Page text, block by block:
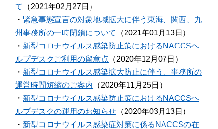
て （2021年02月27日）
・ 緊急事態宣言の対象地域拡大に伴う東海、関西、九
州事務所の一時閉鎖について （2021年01月13日）
・ 新型コロナウイルス感染防止策におけるNACCSヘ
ルプデスクご利用の留意点 （2020年12月07日）
・ 新型コロナウイルス感染拡大防止に伴う、事務所の
運営時間短縮のご案内 （2020年11月25日）
・ 新型コロナウイルス感染防止策におけるNACCSヘ
ルプデスクの運用のお知らせ （2020年03月13日）
・ 新型コロナウイルス感染症対策に係るNACCSの在